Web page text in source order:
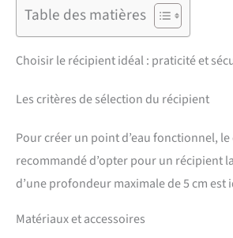
Table des matières
Choisir le récipient idéal : praticité et
Les critères de sélection du récipient
Pour créer un point d’eau fonctionnel,
recommandé d’opter pour un récipient
d’une profondeur maximale de 5 cm
Matériaux et accessoires